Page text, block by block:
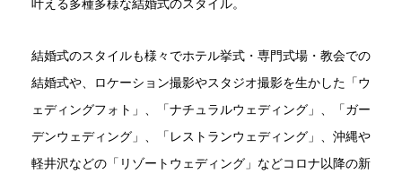
叶える多種多様な結婚式のスタイル。
結婚式のスタイルも様々でホテル挙式・専門式場・教会での
結婚式や、ロケーション撮影やスタジオ撮影を生かした「ウ
ェディングフォト」、「ナチュラルウェディング」、「ガー
デンウェディング」、「レストランウェディング」、沖縄や
軽井沢などの「リゾートウェディング」などコロナ以降の新